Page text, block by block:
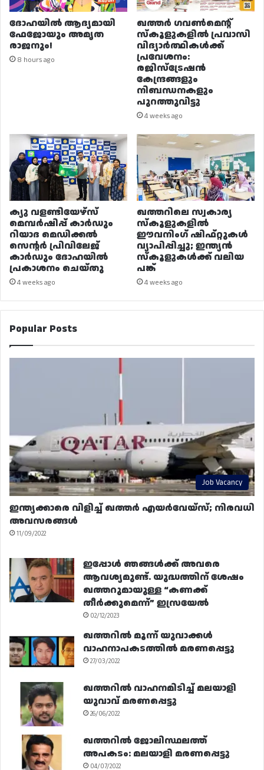
ദോഹയിൽ ആദ്യമായി
ഫേജോയും അമൃത
രാജനും!
8 hours ago
ഖത്തർ ഗവൺമെന്റ്
സ്കൂളുകളിൽ പ്രവാസി
വിദ്യാർത്ഥികൾക്ക്
പ്രവേശനം:
രജിസ്ട്രേഷൻ
കേന്ദ്രങ്ങളും
നിബന്ധനകളും
പുറത്തുവിട്ടു
4 weeks ago
ക്യു വളണ്ടിയേഴ്‌സ്
മെമ്പർഷിപ്പ് കാർഡും
റിയാദ മെഡിക്കൽ
സെന്റർ പ്രിവിലേജ്
കാർഡും ദോഹയിൽ
പ്രകാശനം ചെയ്തു
4 weeks ago
ഖത്തറിലെ സ്വകാര്യ
സ്കൂളുകളിൽ
ഈവനിംഗ് ഷിഫ്റ്റുകൾ
വ്യാപിപ്പിച്ചു; ഇന്ത്യൻ
സ്കൂളുകൾക്ക് വലിയ
പങ്ക്
4 weeks ago
Popular Posts
Job Vacancy
ഇന്ത്യക്കാരെ വിളിച്ച് ഖത്തർ എയർവേയ്‌സ്; നിരവധി
അവസരങ്ങൾ
11/09/2022
ഇപ്പോൾ ഞങ്ങൾക്ക് അവരെ
ആവശ്യമുണ്ട്. യുദ്ധത്തിന് ശേഷം
ഖത്തറുമായുള്ള “കണക്ക്
തീർക്കുമെന്ന്” ഇസ്രയേൽ
02/12/2023
ഖത്തറിൽ മൂന്ന് യുവാക്കൾ
വാഹനാപകടത്തിൽ മരണപ്പെട്ടു
27/03/2022
ഖത്തറിൽ വാഹനമിടിച്ച് മലയാളി
യുവാവ് മരണപ്പെട്ടു
26/06/2022
ഖത്തറിൽ ജോലിസ്ഥലത്ത്
അപകടം: മലയാളി മരണപ്പെട്ടു
04/07/2022